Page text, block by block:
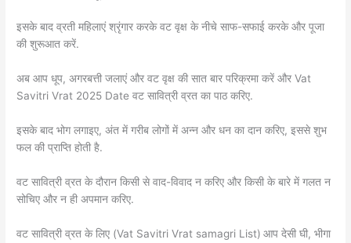
इसके बाद व्रती महिलाएं श्रृंगार करके वट वृक्ष के नीचे साफ-सफाई करके और पूजा
की शुरूआत करें.
अब आप धूप, अगरबत्ती जलाएं और वट वृक्ष की सात बार परिक्रमा करें और Vat
Savitri Vrat 2025 Date वट सावित्री व्रत का पाठ करिए.
इसके बाद भोग लगाइए, अंत में गरीब लोगों में अन्न और धन का दान करिए, इससे शुभ
फल की प्राप्ति होती है.
वट सावित्री व्रत के दौरान किसी से वाद-विवाद न करिए और किसी के बारे में गलत न
सोचिए और न ही अपमान करिए.
वट सावित्री व्रत के लिए (Vat Savitri Vrat samagri List) आप देसी घी, भीगा